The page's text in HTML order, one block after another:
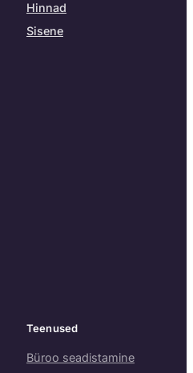
Hinnad
Sisene
Teenused
Büroo seadistamine